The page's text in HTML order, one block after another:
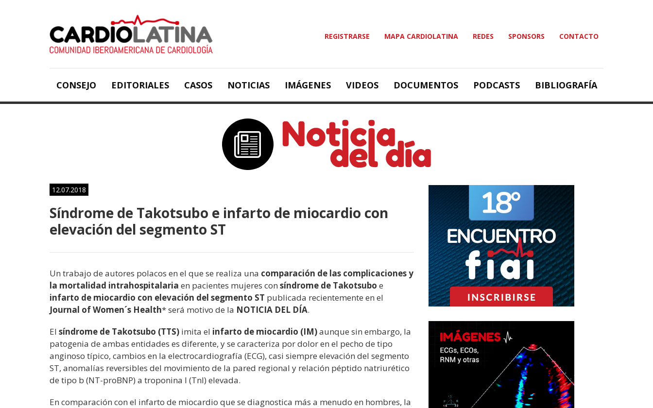
REGISTRARSE MAPA CARDIOLATINA REDES SPONSORS CONTACTO
CONSEJO EDITORIALES CASOS NOTICIAS IMÁGENES VIDEOS DOCUMENTOS PODCASTS BIBLIOGRAFÍA
12.07.2018
Síndrome de Takotsubo e infarto de miocardio con
elevación del segmento ST
Un trabajo de autores polacos en el que se realiza una comparación de las complicaciones y
la mortalidad intrahospitalaria en pacientes mujeres con síndrome de Takotsubo e
infarto de miocardio con elevación del segmento ST publicada recientemente en el
Journal of Women´s Health* será motivo de la NOTICIA DEL DÍA.
El síndrome de Takotsubo (TTS) imita el infarto de miocardio (IM)aunque sin embargo, la
patogenia de ambas entidades es diferente, y se caracteriza por dolor en el pecho de tipo
anginoso típico, cambios en la electrocardiografía (ECG), casi siempre elevación del segmento
ST, anomalías reversibles del movimiento de la pared regional y relación péptido natriurético
de tipo b (NT-proBNP) a troponina I (TnI) elevada.
En comparación con el infarto de miocardio que se diagnostica más a menudo en hombres, la